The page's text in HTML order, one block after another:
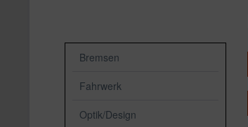
Bremsen
Fahrwerk
Optik/Design